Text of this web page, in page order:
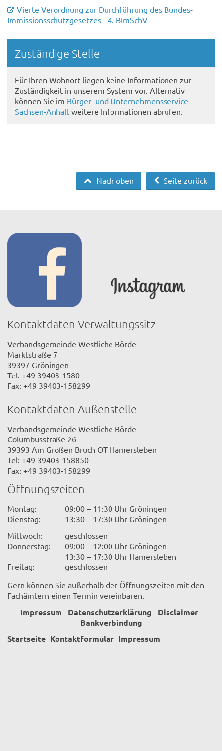
Vierte Verordnung zur Durchführung des Bundes-
Immissionsschutzgesetzes - 4. BImSchV
Randspalte
Zuständige Stelle
Für Ihren Wohnort liegen keine Informationen zur
Zuständigkeit in unserem System vor. Alternativ
können Sie im Bürger- und Unternehmensservice
Sachsen-Anhalt weitere Informationen abrufen.
Seite zurück
Nach oben
Kontaktdaten Verwaltungssitz
Verbandsgemeinde Westliche Börde
Marktstraße 7
39397 Gröningen
Tel: +49 39403-1580
Fax: +49 39403-158299
Kontaktdaten Außenstelle
Verbandsgemeinde Westliche Börde
Columbusstraße 26
39393 Am Großen Bruch OT Hamersleben
Tel: +49 39403-158850
Fax: +49 39403-158299
Öffnungszeiten
Montag:
09:00 – 11:30 Uhr Gröningen
Dienstag:
13:30 – 17:30 Uhr Gröningen
Mittwoch:
geschlossen
Donnerstag:
09:00 – 12:00 Uhr Gröningen
13:30 – 17:30 Uhr Hamersleben
Freitag:
geschlossen
Gern können Sie außerhalb der Öffnungszeiten mit den
Fachämtern einen Termin vereinbaren.
Impressum Datenschutzerklärung
Disclaimer
Bankverbindung
Startseite Kontaktformular Impressum